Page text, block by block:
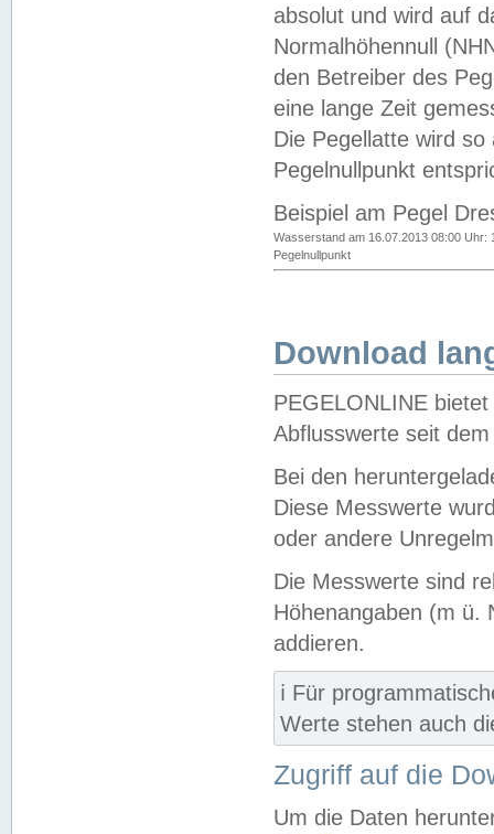
absolut und wird auf
Normalhöhennull
den Betreiber des
eine lange Zeit
Die Pegellatte wird
Pegelnullpunkt
Beispiel am Pegel
Wasserstand am 16.07.2013 08:00 Uhr:
Pegelnullpunkt
Download
PEGELONLINE
Abflusswerte seit
Bei den
Diese Messwerte
oder andere
Die Messwerte sind
Höhenangaben (m ü.
addieren.
ℹ️ Für
Werte stehen auch
Zugriff auf die
Um die Daten